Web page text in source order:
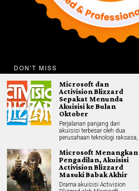
All rights reserved. Hybrid.co.id
HOME
GADGET
REVIEW
GAME NEWS AI (NEW TECH)
DON'T MISS
Microsoft dan
Activision Blizzard
Sepakat Menunda
Akuisisi ke Bulan
Oktober
Perjalanan panjang dari
akuisisi terbesar oleh dua
perusahaan teknologi raksasa,
Microsoft Menangkan
Pengadilan, Akuisisi
Activision Blizzard
Masuki Babak Akhir
Drama akuisisi Activision